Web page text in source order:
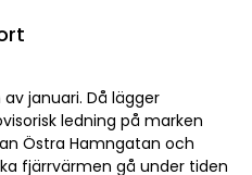
januari. Då lägger
ledning på marken
Östra Hamngatan och
fjärrvärmen gå under tiden